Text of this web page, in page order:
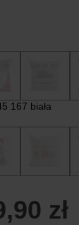
167 biała
zł